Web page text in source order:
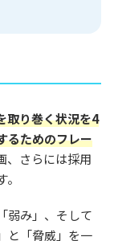
取り巻く状況を4
るためのフレー
、さらには採用
弱み」、そして
と「脅威」を一